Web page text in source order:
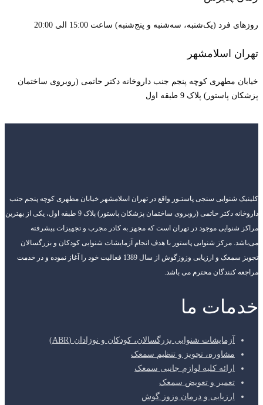
روزهای فرد (یک‌شنبه، سه‌شنبه و پنج‌شنبه) ساعت 15:00 الی 20:00
تهران اسلامشهر
خیابان مطهری کوچه پنجم جنب داروخانه دکتر حاتمی (روبروی ساختمان
پزشکان پاستور) پلاک 9 طبقه اول
کلینیک شنوایی سنجی پاستـور واقع در تهران اسلامشهر خیابان مطهری کوچه پنجم جنب
داروخانه دکتر حاتمی (روبروی ساختمان پزشکان پاستور) پلاک 9 طبقه اول، یکی از بهترین
مراکز شنوایی موجود در تهران است که مجهز به کادر مجرب و تجهیزات پیشرفته
می‌باشد. مرکز شنوایی پاستور با هدف انجام آزمایشات شنوایی کودکان و بزرگسالان
تجویز سمعک و ارزیابی وزوزگوش از سال 1389 فعالیت خود را آغاز نموده و در خدمت
مراجعه کنندگان محترم می باشد.
خدمات ما
آزمایشات شنوایی بزرگسالان، کودکان و نوزادان (ABR)
مشاوره، تجویز و تنظیم سمعک
ارائه کلیه لوازم جانبی سمعک
تعمیر و تعویض سمعک
ارزیابی و درمان وزوز گوش